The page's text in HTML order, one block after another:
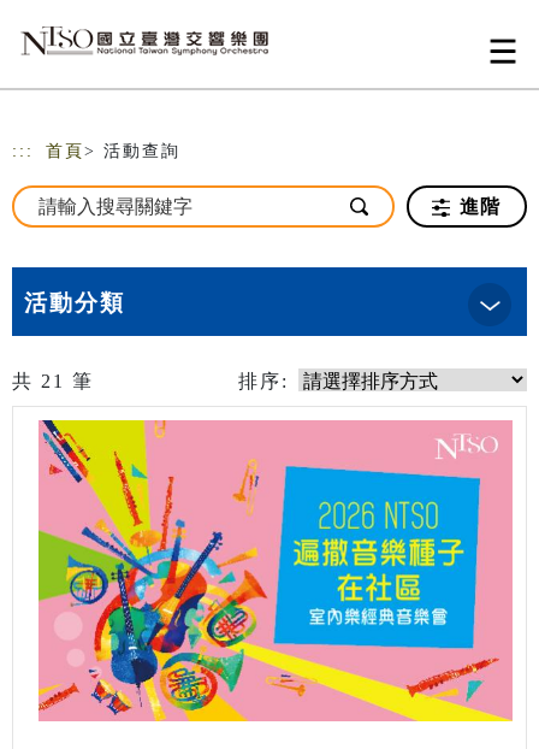
::: 首頁 > 活動查詢
進階
活動分類
共 21 筆 排序: